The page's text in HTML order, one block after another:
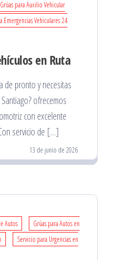
Grúas para Auxilio Vehicular
Emergencias Vehiculares 24
en Ruta
de pronto y necesitas
ofrecemos
con excelente
servicio de […]
13 de junio de 2026
Autos
Grúas para Autos en
Servicio para Urgencias en